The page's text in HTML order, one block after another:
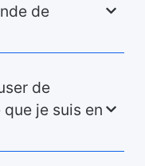
de
de
je suis en